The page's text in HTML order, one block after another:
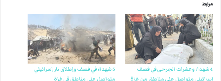
مرتبط
4 شهداء وعشرات الجرحى في قصف
إسرائيلي متواصل على مناطق من غزة
5 شهداء في قصف وإطلاق نار إسرائيلي
متواصل على مناطق في غزة